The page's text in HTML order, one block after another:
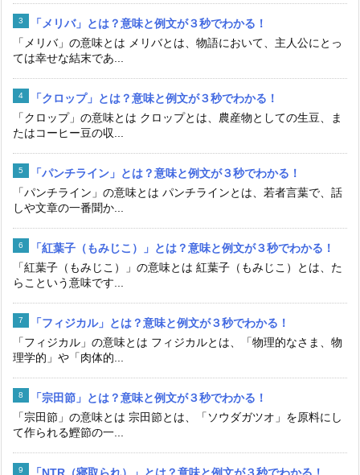
「メリバ」とは？意味と例文が３秒でわかる！
「メリバ」の意味とは メリバとは、物語において、主人公にとっ
ては幸せな結末であ...
「クロップ」とは？意味と例文が３秒でわかる！
「クロップ」の意味とは クロップとは、農産物としての生豆、ま
たはコーヒー豆の収...
「パンチライン」とは？意味と例文が３秒でわかる！
「パンチライン」の意味とは パンチラインとは、若者言葉で、話
しや文章の一番聞か...
「紅葉子（もみじこ）」とは？意味と例文が３秒でわかる！
「紅葉子（もみじこ）」の意味とは 紅葉子（もみじこ）とは、た
らこという意味です...
「フィジカル」とは？意味と例文が３秒でわかる！
「フィジカル」の意味とは フィジカルとは、「物理的なさま、物
理学的」や「肉体的...
「宗田節」とは？意味と例文が３秒でわかる！
「宗田節」の意味とは 宗田節とは、「ソウダガツオ」を原料にし
て作られる鰹節の一...